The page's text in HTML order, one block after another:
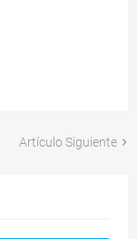
Artículo Siguiente